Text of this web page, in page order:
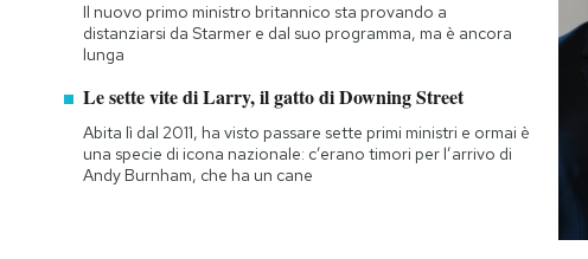
Il nuovo primo ministro britannico sta provando a
distanziarsi da Starmer e dal suo programma, ma è ancora
lunga
Le sette vite di Larry, il gatto di Downing Street
Abita lì dal 2011, ha visto passare sette primi ministri e ormai è
una specie di icona nazionale: c’erano timori per l’arrivo di
Andy Burnham, che ha un cane